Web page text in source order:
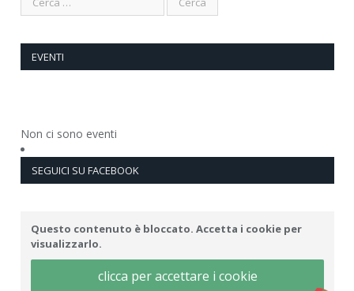
EVENTI
Non ci sono eventi
SEGUICI SU FACEBOOK
Questo contenuto è bloccato. Accetta i cookie per
visualizzarlo.
clicca per accettare i cookie